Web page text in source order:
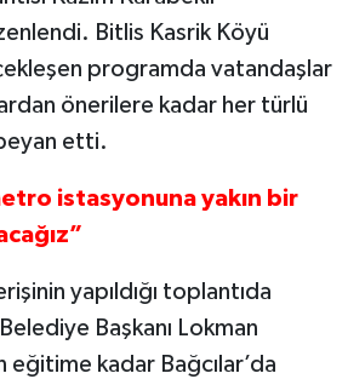
Bitlis Kasrik Köyü
programda vatandaşlar
önerilere kadar her türlü
etti.
istasyonuna yakın bir
yapıldığı toplantıda
Başkanı Lokman
eğitime kadar Bağcılar’da